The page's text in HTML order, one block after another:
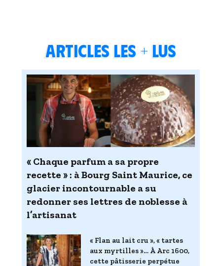
Articles les + lus
« Chaque parfum a sa propre
recette » : à Bourg Saint Maurice, ce
glacier incontournable a su
redonner ses lettres de noblesse à
l’artisanat
« Flan au lait cru », « tartes
aux myrtilles »… À Arc 1600,
cette pâtisserie perpétue